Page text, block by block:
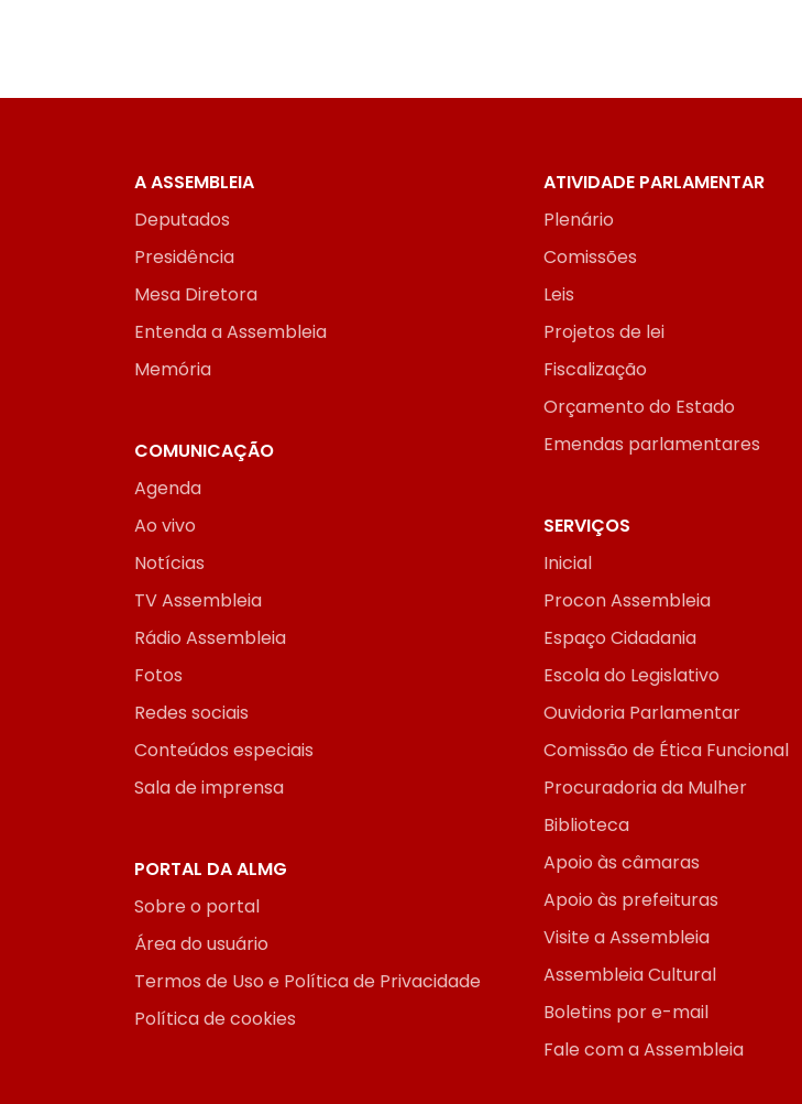
A ASSEMBLEIA
Deputados
Presidência
Mesa Diretora
Entenda a Assembleia
Memória
ATIVIDADE PARLAMENTAR
Plenário
Comissões
Leis
Projetos de lei
Fiscalização
Orçamento do Estado
Emendas parlamentares
COMUNICAÇÃO
Agenda
Ao vivo
Notícias
TV Assembleia
Rádio Assembleia
Fotos
Redes sociais
Conteúdos especiais
Sala de imprensa
SERVIÇOS
Inicial
Procon Assembleia
Espaço Cidadania
Escola do Legislativo
Ouvidoria Parlamentar
Comissão de Ética Funcional
Procuradoria da Mulher
Biblioteca
Apoio às câmaras
Apoio às prefeituras
Visite a Assembleia
Assembleia Cultural
Boletins por e-mail
Fale com a Assembleia
PORTAL DA ALMG
Sobre o portal
Área do usuário
Termos de Uso e Política de Privacidade
Política de cookies